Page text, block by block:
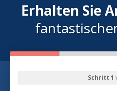
Erhalten Sie
Schritt 1